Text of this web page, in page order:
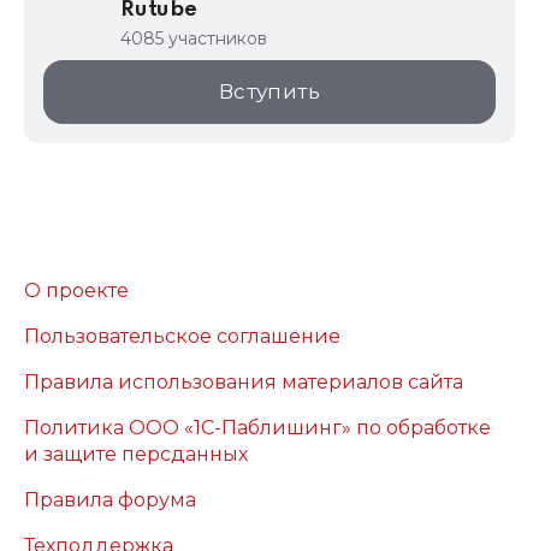
Rutube
4085 участников
Вступить
О проекте
Пользовательское соглашение
Правила использования материалов сайта
Политика ООО «1С-Паблишинг» по обработке
и защите персданных
Правила форума
Техподдержка